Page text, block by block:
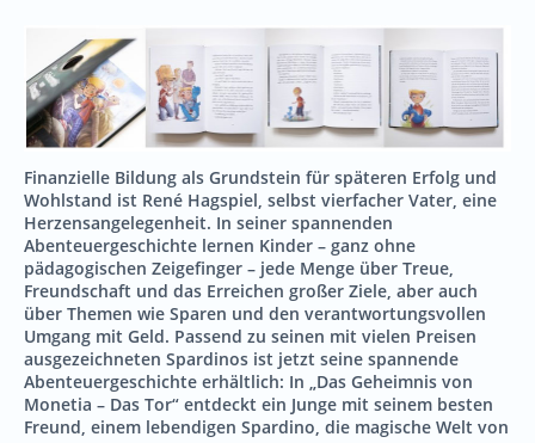
Finanzielle Bildung als Grundstein für späteren Erfolg und
Wohlstand ist René Hagspiel, selbst vierfacher Vater, eine
Herzensangelegenheit. In seiner spannenden
Abenteuergeschichte lernen Kinder – ganz ohne
pädagogischen Zeigefinger – jede Menge über Treue,
Freundschaft und das Erreichen großer Ziele, aber auch
über Themen wie Sparen und den verantwortungsvollen
Umgang mit Geld. Passend zu seinen mit vielen Preisen
ausgezeichneten Spardinos ist jetzt seine spannende
Abenteuergeschichte erhältlich: In „Das Geheimnis von
Monetia – Das Tor“ entdeckt ein Junge mit seinem besten
Freund, einem lebendigen Spardino, die magische Welt von